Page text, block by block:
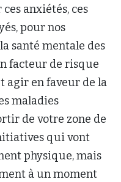
anxiétés, ces
pour nos
santé mentale des
facteur de risque
agir en faveur de la
maladies
de votre zone de
qui vont
physique, mais
à un moment